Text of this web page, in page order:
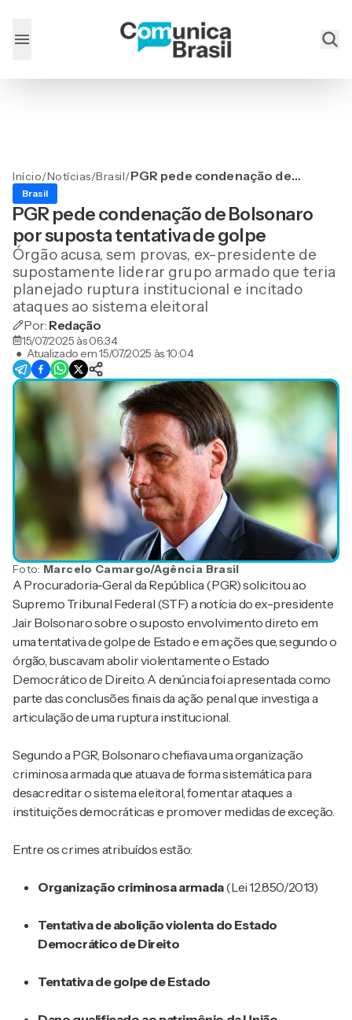
Início/Notícias/Brasil/PGR pede condenação de
tentativa de golpe
Brasil
PGR pede condenação de Bolsonaro
por suposta tentativa de golpe
Órgão acusa, sem provas, ex-presidente de
supostamente liderar grupo armado que teria
planejado ruptura institucional e incitado
ataques ao sistema eleitoral
Por: Redação
15/07/2025 às 06:34
● Atualizado em15/07/2025 às 10:04
Foto: Marcelo Camargo/Agência Brasil
A Procuradoria-Geral da República (PGR) solicitou ao
Supremo Tribunal Federal (STF) a notícia do ex-presidente
Jair Bolsonaro sobre o suposto envolvimento direto em
uma tentativa de golpe de Estado e em ações que, segundo o
órgão, buscavam abolir violentamente o Estado
Democrático de Direito. A denúncia foi apresentada como
parte das conclusões finais da ação penal que investiga a
articulação de uma ruptura institucional.
Segundo a PGR, Bolsonaro chefiava uma organização
criminosa armada que atuava de forma sistemática para
desacreditar o sistema eleitoral, fomentar ataques a
instituições democráticas e promover medidas de exceção.
Entre os crimes atribuídos estão:
Organização criminosa armada(Lei 12.850/2013)
Tentativa de abolição violenta do Estado
Democrático de Direito
Tentativa de golpe de Estado